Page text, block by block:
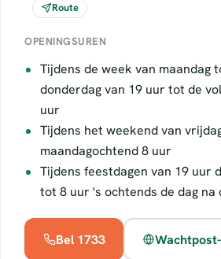
Route
OPENINGSUREN
Tijdens de week van maandag
donderdag van 19 uur tot de
uur
Tijdens het weekend van
maandagochtend 8 uur
Tijdens feestdagen van 19 uur
tot 8 uur 's ochtends de dag na
Bel 1733